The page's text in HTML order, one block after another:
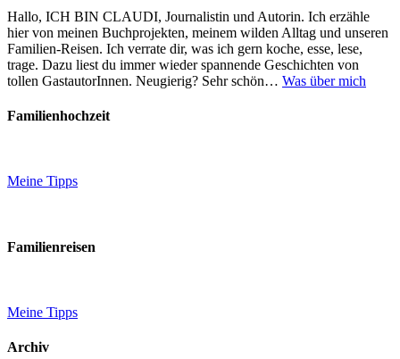
Hallo, ICH BIN CLAUDI, Journalistin und Autorin. Ich erzähle
hier von meinen Buchprojekten, meinem wilden Alltag und unseren
Familien-Reisen. Ich verrate dir, was ich gern koche, esse, lese,
trage. Dazu liest du immer wieder spannende Geschichten von
tollen GastautorInnen. Neugierig? Sehr schön… Was über mich
Familienhochzeit
Meine Tipps
Familienreisen
Meine Tipps
Archiv